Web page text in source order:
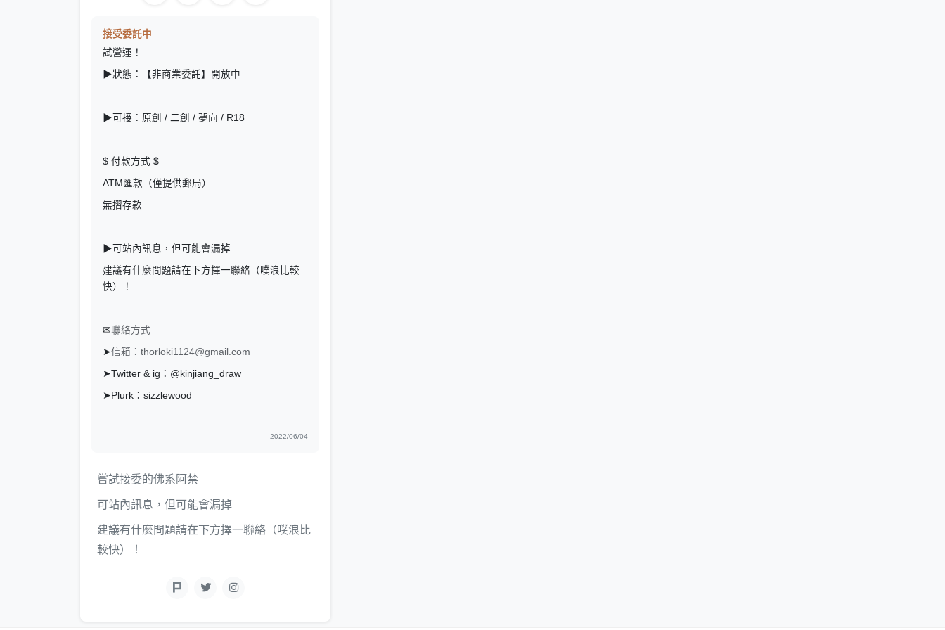
接受委託中
試營運！
▶狀態：【非商業委託】開放中
▶可接：原創 / 二創 / 夢向 / R18
$ 付款方式 $
ATM匯款（僅提供郵局）
無摺存款
▶可站內訊息，但可能會漏掉
建議有什麼問題請在下方擇一聯絡（噗浪比較
快）！
✉ 聯絡方式
➤信箱：thorloki1124@gmail.com
➤Twitter & ig：@kinjiang_draw
➤Plurk：sizzlewood
2022/06/04
嘗試接委的佛系阿禁
可站內訊息，但可能會漏掉
建議有什麼問題請在下方擇一聯絡（噗浪比
較快）！